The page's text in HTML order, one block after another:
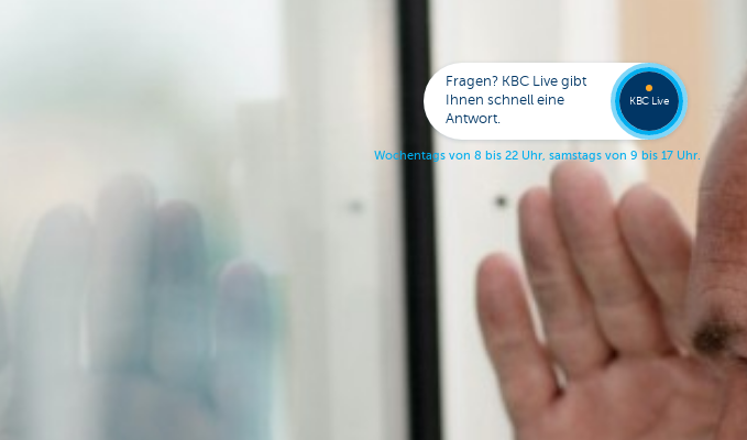
Fragen? KBC Live gibt
Ihnen schnell eine
Antwort.
Wochentags von 8 bis 22 Uhr, samstags von 9 bis 17 Uhr.
KBC Live
Sie
an KBC
Live.